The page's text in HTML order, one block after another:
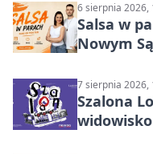
6 sierpnia 2026,
Salsa w
Nowym
7 sierpnia 2026,
Szalona
widowisko